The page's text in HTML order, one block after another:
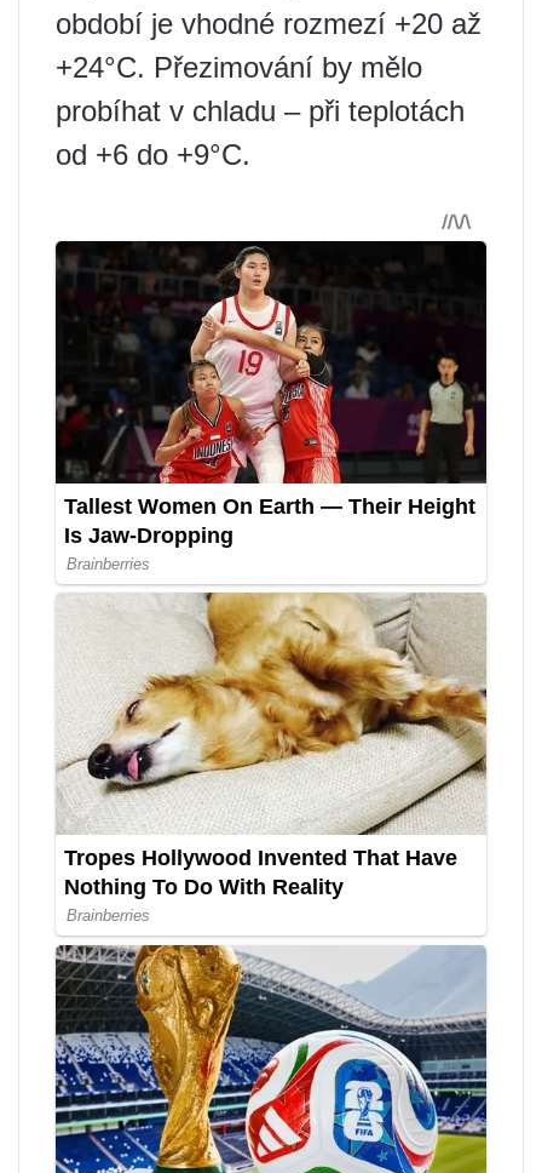
období je vhodné rozmezí +20 až
+24°C. Přezimování by mělo
probíhat v chladu – při teplotách
od +6 do +9°C.